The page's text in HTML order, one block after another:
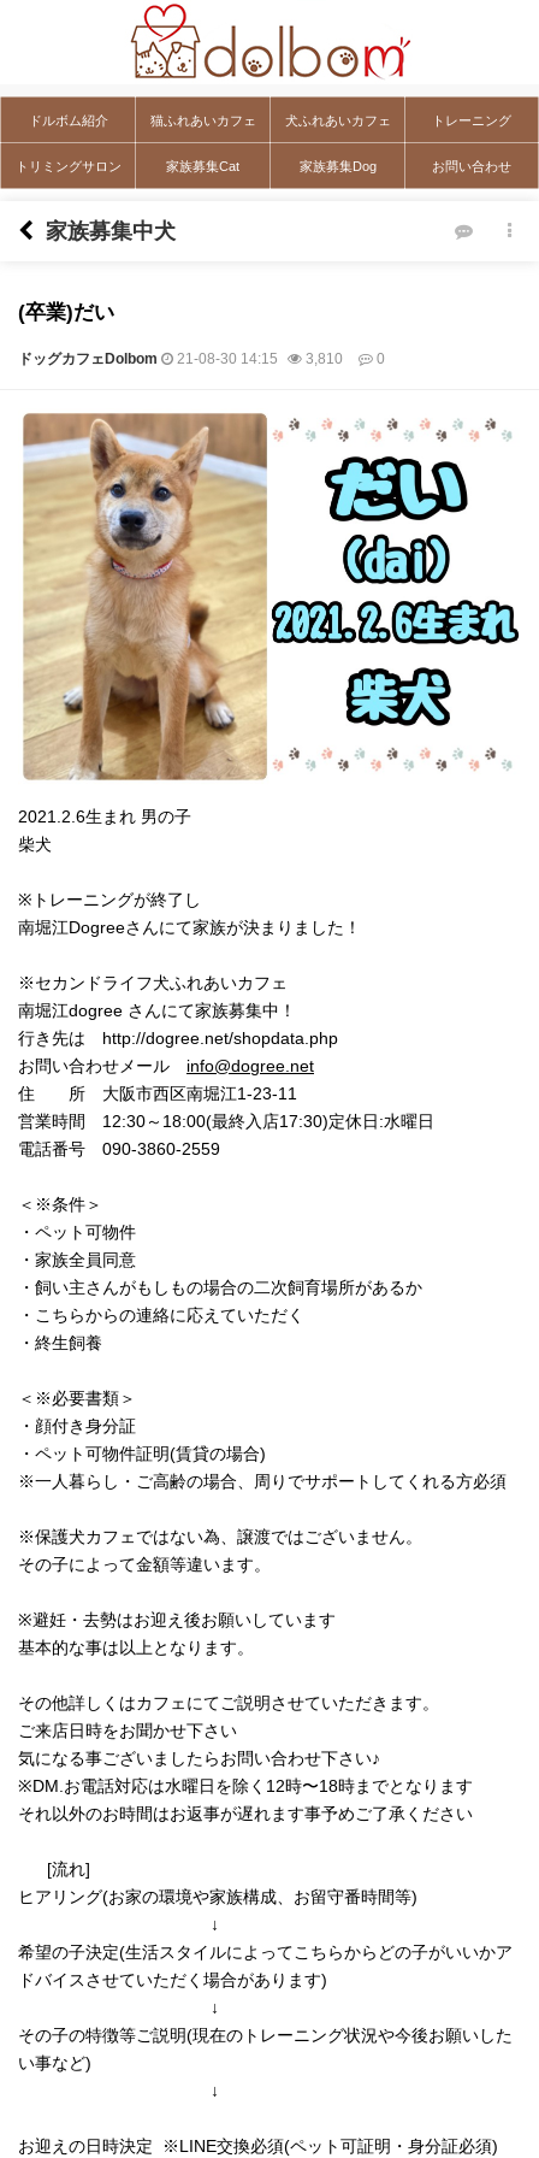
ドルボム紹介 猫ふれあいカフェ 犬ふれあいカフェ トレーニング
トリミングサロン 家族募集Cat 家族募集Dog お問い合わせ
家族募集中犬
(卒業)だい
ドッグカフェDolbom 21-08-30 14:15 3,810 0
本文
2021.2.6生まれ 男の子
柴犬
※トレーニングが終了し
南堀江Dogreeさんにて家族が決まりました！
※セカンドライフ犬ふれあいカフェ
南堀江dogree さんにて家族募集中！
行き先は http://dogree.net/shopdata.php
お問い合わせメール info@dogree.net
住 所 大阪市西区南堀江1-23-11
営業時間 12:30～18:00(最終入店17:30)定休日:水曜日
電話番号 090-3860-2559
＜※条件＞
・ペット可物件
・家族全員同意
・飼い主さんがもしもの場合の二次飼育場所があるか
・こちらからの連絡に応えていただく
・終生飼養
＜※必要書類＞
・顔付き身分証
・ペット可物件証明(賃貸の場合)
※一人暮らし・ご高齢の場合、周りでサポートしてくれる方必須
※保護犬カフェではない為、譲渡ではございません。
その子によって金額等違います。
※避妊・去勢はお迎え後お願いしています
基本的な事は以上となります。
その他詳しくはカフェにてご説明させていただきます。
ご来店日時をお聞かせ下さい
気になる事ございましたらお問い合わせ下さい♪
※DM.お電話対応は水曜日を除く12時〜18時までとなります
それ以外のお時間はお返事が遅れます事予めご了承ください
[流れ]
ヒアリング(お家の環境や家族構成、お留守番時間等)
↓
希望の子決定(生活スタイルによってこちらからどの子がいいかア
ドバイスさせていただく場合があります)
↓
その子の特徴等ご説明(現在のトレーニング状況や今後お願いした
い事など)
↓
お迎えの日時決定 ※LINE交換必須(ペット可証明・身分証必須)